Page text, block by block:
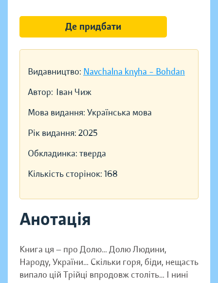
Видавництво: Navchalna knyha – Bohdan
Автор: Іван Чиж
Мова видання: Українська мова
Рік видання: 2025
Обкладинка: тверда
Кількість сторінок: 168
Анотація
Книга ця — про Долю… Долю Людини,
Народу, України… Скільки горя, біди, нещасть
випало цій Трійці впродовж століть… І нині
Де придбати